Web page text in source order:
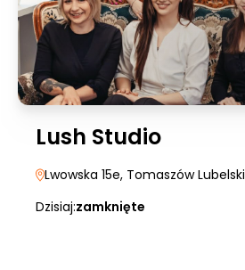
Lush Studio
Lwowska 15e, Tomaszów Lubelski
Dzisiaj:zamknięte